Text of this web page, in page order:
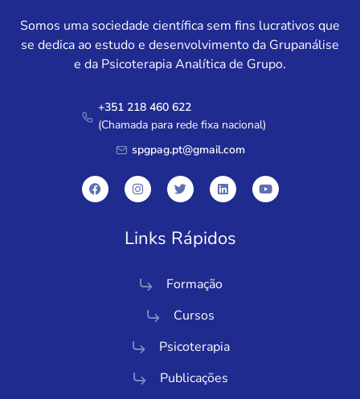
Somos uma sociedade científica sem fins lucrativos que
se dedica ao estudo e desenvolvimento da Grupanálise
e da Psicoterapia Analítica de Grupo.
+351 218 460 622
(Chamada para rede fixa nacional)
spgpag.pt@gmail.com
Links Rápidos
Formação
Cursos
Psicoterapia
Publicações